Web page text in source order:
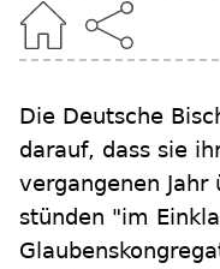
Die Deutsche
darauf, dass sie
vergangenen
stünden "im